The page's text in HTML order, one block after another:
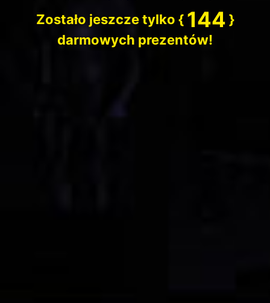
Zostało jeszcze tylko { 144 }
darmowych prezentów!